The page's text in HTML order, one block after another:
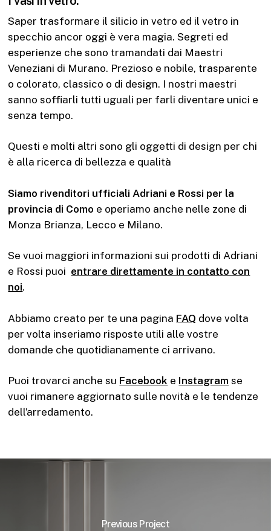
Saper trasformare il silicio in vetro ed il vetro in
specchio ancor oggi è vera magia. Segreti ed
esperienze che sono tramandati dai Maestri
Veneziani di Murano. Prezioso e nobile, trasparente
o colorato, classico o di design. I nostri maestri
sanno soffiarli tutti uguali per farli diventare unici e
senza tempo.
Questi e molti altri sono gli oggetti di design per chi
è alla ricerca di bellezza e qualità
Siamo rivenditori ufficiali Adriani e Rossi per la
provincia di Como e operiamo anche nelle zone di
Monza Brianza, Lecco e Milano.
Se vuoi maggiori informazioni sui prodotti di Adriani
e Rossi puoi entrare direttamente in contatto con
noi.
Abbiamo creato per te una pagina FAQ dove volta
per volta inseriamo risposte utili alle vostre
domande che quotidianamente ci arrivano.
Puoi trovarci anche su Facebook e Instagram se
vuoi rimanere aggiornato sulle novità e le tendenze
dell’arredamento.
Previous Project